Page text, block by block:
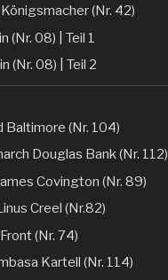
(Nr. 42)
(Nr. 08) | Teil 1
(Nr. 08) | Teil 2
Baltimore (Nr. 104)
Douglas Bank (Nr. 112)
Covington (Nr. 89)
Creel (Nr.82)
(Nr. 74)
Kartell (Nr. 114)